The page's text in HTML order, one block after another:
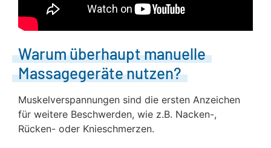
Warum überhaupt manuelle
Massagegeräte nutzen?
Muskelverspannungen sind die ersten Anzeichen
für weitere Beschwerden, wie z.B. Nacken-,
Rücken- oder Knieschmerzen.